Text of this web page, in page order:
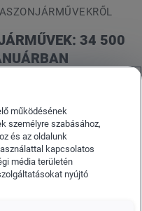
34 500
gépkocsit szállított
%-kal kevesebb,
melynek oka,
eljárással (M1)
volt.
működésének
személyre szabásához,
és az oldalunk
kapcsolatos
média területén
nyújtó